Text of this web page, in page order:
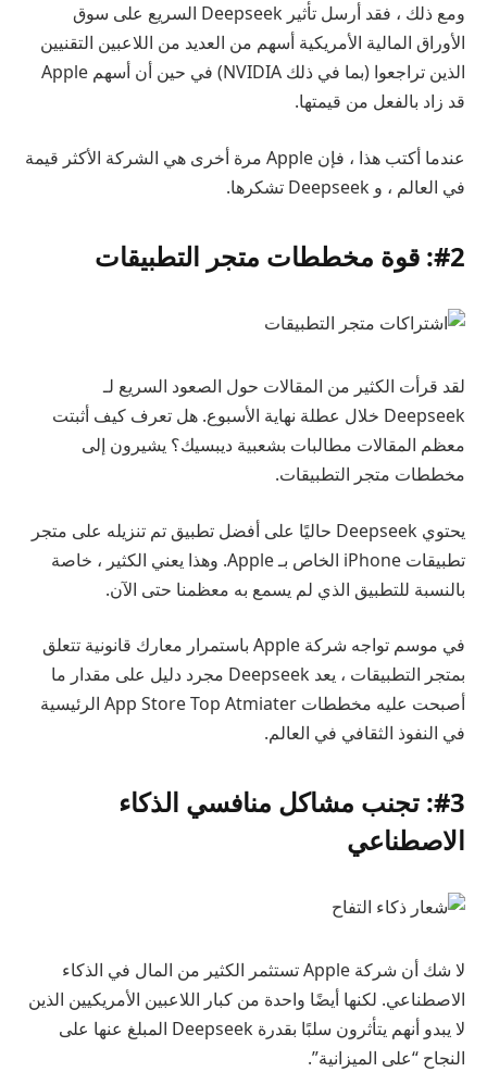
ومع ذلك ، فقد أرسل تأثير Deepseek السريع على سوق
الأوراق المالية الأمريكية أسهم من العديد من اللاعبين التقنيين
الذين تراجعوا (بما في ذلك NVIDIA) في حين أن أسهم Apple
قد زاد بالفعل من قيمتها.
عندما أكتب هذا ، فإن Apple مرة أخرى هي الشركة الأكثر قيمة
في العالم ، و Deepseek تشكرها.
#2: قوة مخططات متجر التطبيقات
لقد قرأت الكثير من المقالات حول الصعود السريع لـ
Deepseek خلال عطلة نهاية الأسبوع. هل تعرف كيف أثبتت
معظم المقالات مطالبات بشعبية ديبسيك؟ يشيرون إلى
مخططات متجر التطبيقات.
يحتوي Deepseek حاليًا على أفضل تطبيق تم تنزيله على متجر
تطبيقات iPhone الخاص بـ Apple. وهذا يعني الكثير ، خاصة
بالنسبة للتطبيق الذي لم يسمع به معظمنا حتى الآن.
في موسم تواجه شركة Apple باستمرار معارك قانونية تتعلق
بمتجر التطبيقات ، يعد Deepseek مجرد دليل على مقدار ما
أصبحت عليه مخططات App Store Top Atmiater الرئيسية
في النفوذ الثقافي في العالم.
#3: تجنب مشاكل منافسي الذكاء
الاصطناعي
لا شك أن شركة Apple تستثمر الكثير من المال في الذكاء
الاصطناعي. لكنها أيضًا واحدة من كبار اللاعبين الأمريكيين الذين
لا يبدو أنهم يتأثرون سلبًا بقدرة Deepseek المبلغ عنها على
النجاح “على الميزانية”.